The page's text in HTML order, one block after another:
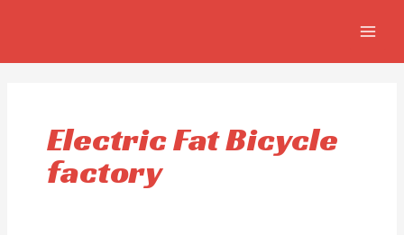
Electric Fat Bicycle
factory